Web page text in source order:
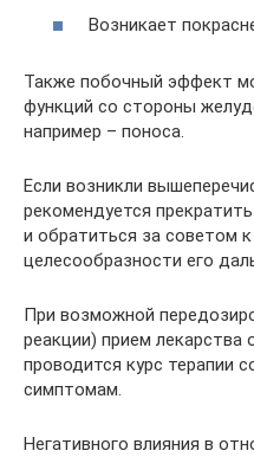
Возникает
Также побочный эффект
функций со стороны
например – поноса.
Если возникли
рекомендуется
и обратиться за советом
целесообразности его
При возможной
реакции) прием лекарства
проводится курс терапии
симптомам.
Негативного влияния в